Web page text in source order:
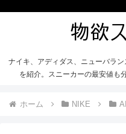
ナイキ、アディダス、ニューバラ
を紹介。スニーカーの最安値も
ホーム NIKE